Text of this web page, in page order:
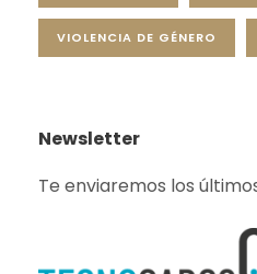
VIOLENCIA DE GÉNERO
Newsletter
Te enviaremos los